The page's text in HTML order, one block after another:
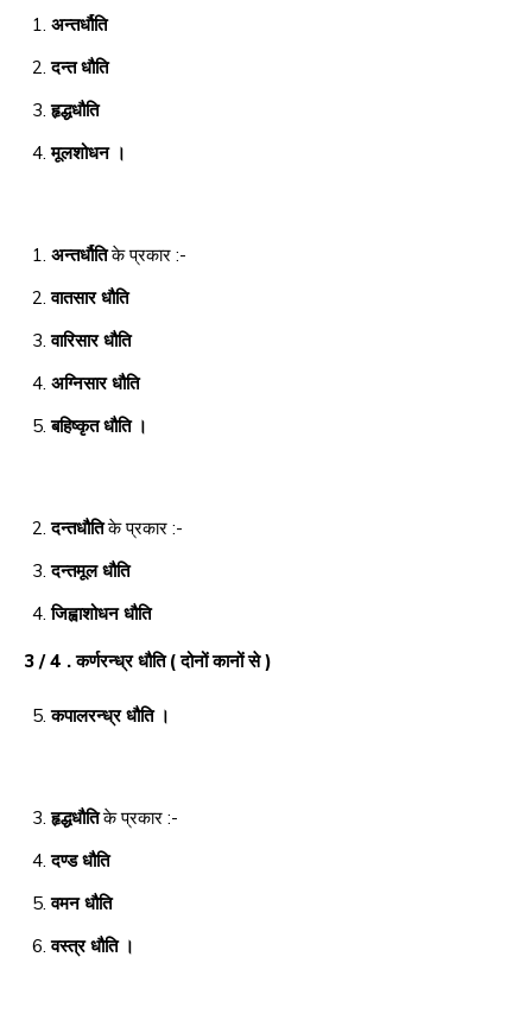
अन्तर्धौति
दन्त धौति
हृद्धधौति
मूलशोधन ।
अन्तर्धौतिके प्रकार :-
वातसार धौति
वारिसार धौति
अग्निसार धौति
बहिष्कृत धौति ।
दन्तधौतिके प्रकार :-
दन्तमूल धौति
जिह्वाशोधन धौति
3 / 4 . कर्णरन्ध्र धौति ( दोनों कानों से )
कपालरन्ध्र धौति ।
हृद्धधौतिके प्रकार :-
दण्ड धौति
वमन धौति
वस्त्र धौति ।